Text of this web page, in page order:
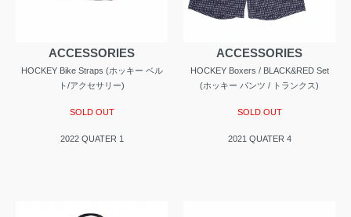
ACCESSORIES
HOCKEY Bike Straps (ホッキー ベル
ト/アクセサリー)
SOLD OUT
2022 QUATER 1
ACCESSORIES
HOCKEY Boxers / BLACK&RED Set
(ホッキー パンツ / トランクス)
SOLD OUT
2021 QUATER 4